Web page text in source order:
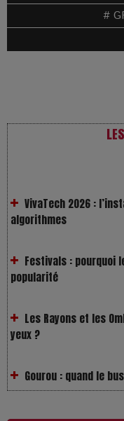
#
LOL 2.0 : aimer,